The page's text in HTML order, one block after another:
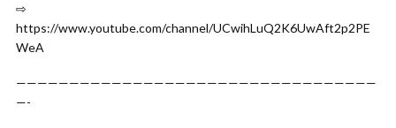
⇨
https://www.youtube.com/channel/UCwihLuQ2K6UwAft2p2PE
WeA
——————————————————————————————————
—-